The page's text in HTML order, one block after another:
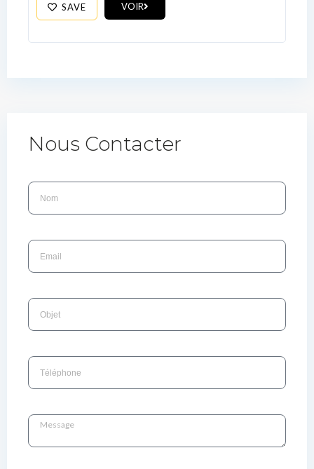
SAVE VOIR
Nous Contacter